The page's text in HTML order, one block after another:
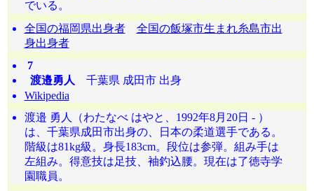
でいる。
全国の福岡県出身者
全国の飯塚市生まれ糸島市出
身出身者
7
渡邉勇人 千葉県 成田市 出身
Wikipedia
渡邉 勇人（わたなべ はやと、1992年8月20日 - ）
は、千葉県成田市出身の、日本の柔道選手である。
階級は81kg級。身長183cm。段位は参弾。組み手は
左組み。得意技は足技、袖釣込腰。現在は了徳寺学
園職員。